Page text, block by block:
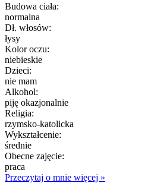
Budowa ciała:
normalna
Dł. włosów:
łysy
Kolor oczu:
niebieskie
Dzieci:
nie mam
Alkohol:
piję okazjonalnie
Religia:
rzymsko-katolicka
Wykształcenie:
średnie
Obecne zajęcie:
praca
Przeczytaj o mnie więcej »